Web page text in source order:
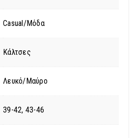
Casual/Μόδα
Κάλτσες
Λευκό/Μαύρο
39-42, 43-46